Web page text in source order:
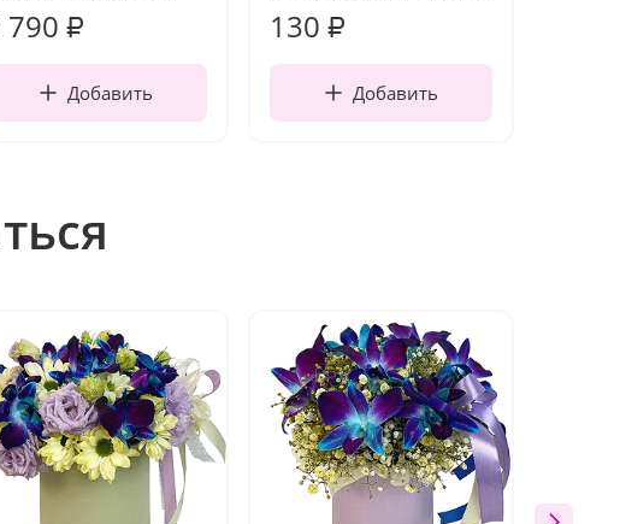
790 ₽
Добавить
130 ₽
Добавить